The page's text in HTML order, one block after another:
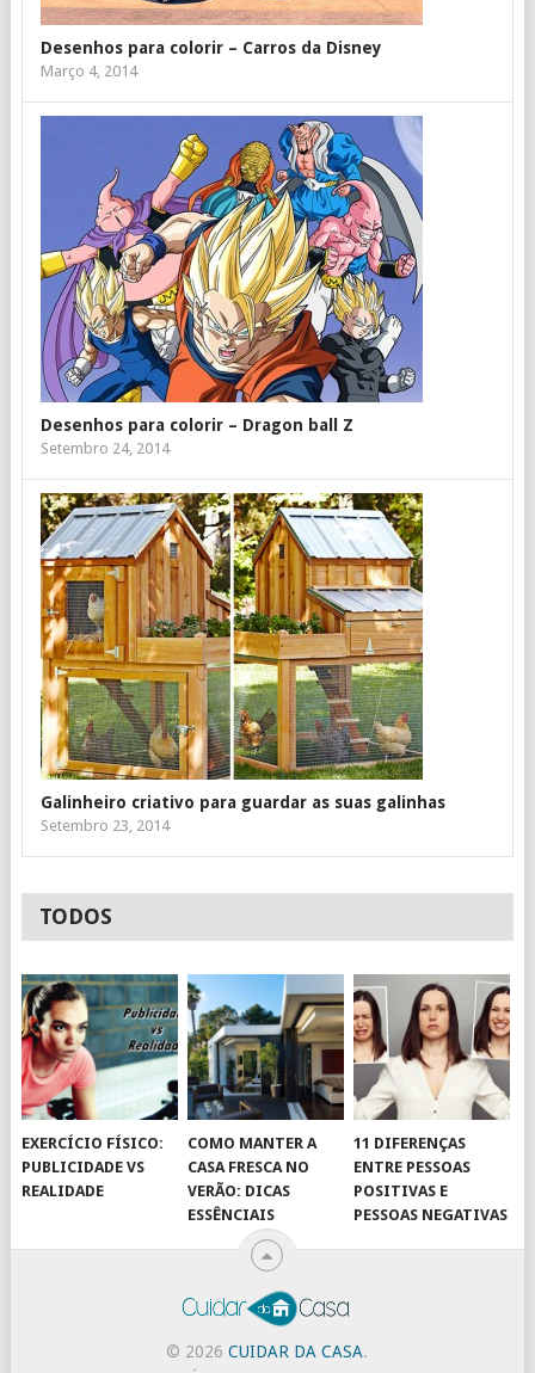
Desenhos para colorir – Carros da Disney
Março 4, 2014
Desenhos para colorir – Dragon ball Z
Setembro 24, 2014
Galinheiro criativo para guardar as suas galinhas
Setembro 23, 2014
TODOS
EXERCÍCIO FÍSICO:
PUBLICIDADE VS
REALIDADE
COMO MANTER A
CASA FRESCA NO
VERÃO: DICAS
ESSÊNCIAIS
11 DIFERENÇAS
ENTRE PESSOAS
POSITIVAS E
PESSOAS NEGATIVAS
© 2026CUIDAR DA CASA.